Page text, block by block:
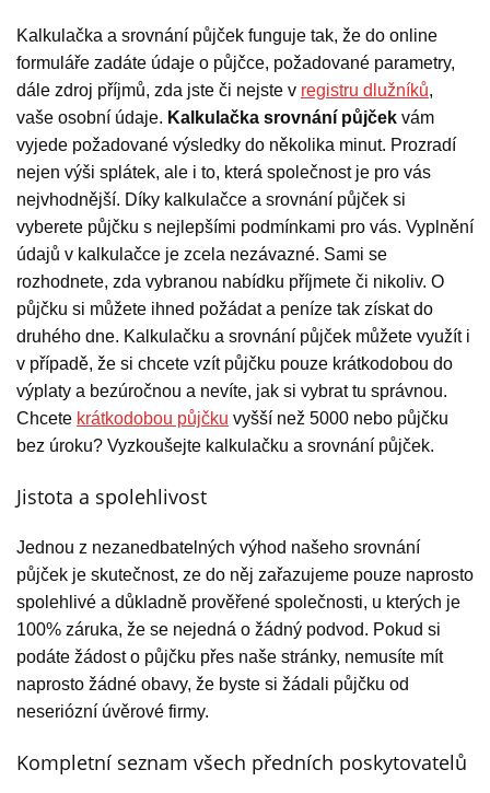
Kalkulačka a srovnání půjček funguje tak, že do online
formuláře zadáte údaje o půjčce, požadované parametry,
dále zdroj příjmů, zda jste či nejste v registru dlužníků,
vaše osobní údaje. Kalkulačka srovnání půjček vám
vyjede požadované výsledky do několika minut. Prozradí
nejen výši splátek, ale i to, která společnost je pro vás
nejvhodnější. Díky kalkulačce a srovnání půjček si
vyberete půjčku s nejlepšími podmínkami pro vás. Vyplnění
údajů v kalkulačce je zcela nezávazné. Sami se
rozhodnete, zda vybranou nabídku příjmete či nikoliv. O
půjčku si můžete ihned požádat a peníze tak získat do
druhého dne. Kalkulačku a srovnání půjček můžete využít i
v případě, že si chcete vzít půjčku pouze krátkodobou do
výplaty a bezúročnou a nevíte, jak si vybrat tu správnou.
Chcete krátkodobou půjčku vyšší než 5000 nebo půjčku
bez úroku? Vyzkoušejte kalkulačku a srovnání půjček.
Jistota a spolehlivost
Jednou z nezanedbatelných výhod našeho srovnání
půjček je skutečnost, ze do něj zařazujeme pouze naprosto
spolehlivé a důkladně prověřené společnosti, u kterých je
100% záruka, že se nejedná o žádný podvod. Pokud si
podáte žádost o půjčku přes naše stránky, nemusíte mít
naprosto žádné obavy, že byste si žádali půjčku od
neseriózní úvěrové firmy.
Kompletní seznam všech předních poskytovatelů